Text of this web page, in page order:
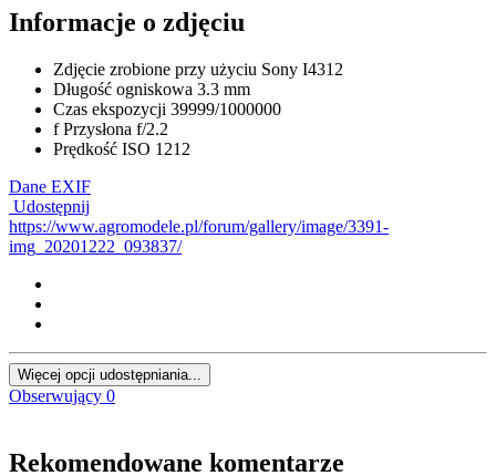
Informacje o zdjęciu
Zdjęcie zrobione przy użyciu Sony I4312
Długość ogniskowa 3.3 mm
Czas ekspozycji 39999/1000000
f Przysłona f/2.2
Prędkość ISO 1212
Dane EXIF
Udostępnij
https://www.agromodele.pl/forum/gallery/image/3391-
img_20201222_093837/
Więcej opcji udostępniania...
Obserwujący 0
Rekomendowane komentarze